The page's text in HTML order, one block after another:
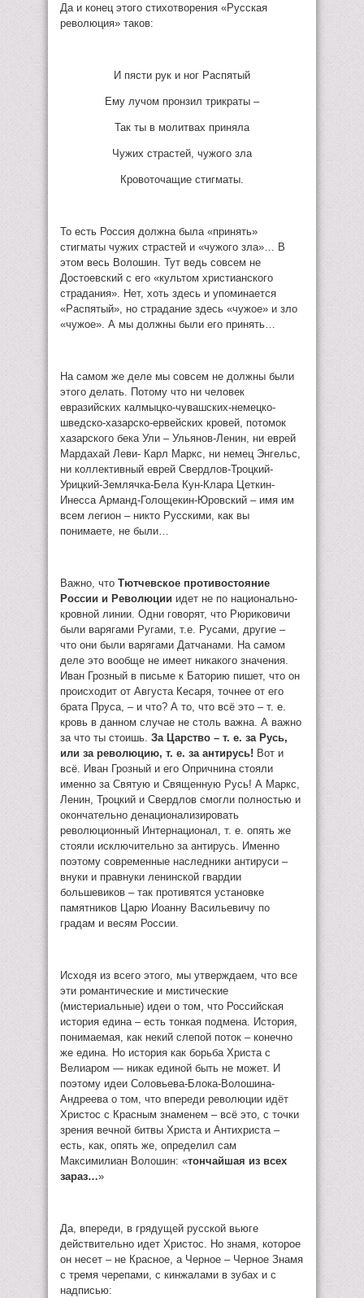
Да и конец этого стихотворения «Русская
революция» таков:
И пясти рук и ног Распятый
Ему лучом пронзил трикраты –
Так ты в молитвах приняла
Чужих страстей, чужого зла
Кровоточащие стигматы.
То есть Россия должна была «принять»
стигматы чужих страстей и «чужого зла»… В
этом весь Волошин. Тут ведь совсем не
Достоевский с его «культом христианского
страдания». Нет, хоть здесь и упоминается
«Распятый», но страдание здесь «чужое» и зло
«чужое». А мы должны были его принять…
На самом же деле мы совсем не должны были
этого делать. Потому что ни человек
евразийских калмыцко-чувашских-немецко-
шведско-хазарско-ервейских кровей, потомок
хазарского бека Ули – Ульянов-Ленин, ни еврей
Мардахай Леви- Карл Маркс, ни немец Энгельс,
ни коллективный еврей Свердлов-Троцкий-
Урицкий-Землячка-Бела Кун-Клара Цеткин-
Инесса Арманд-Голощекин-Юровский – имя им
всем легион – никто Русскими, как вы
понимаете, не были…
Важно, что Тютчевское противостояние
России и Революции идет не по национально-
кровной линии. Одни говорят, что Рюриковичи
были варягами Ругами, т.е. Русами, другие –
что они были варягами Датчанами. На самом
деле это вообще не имеет никакого значения.
Иван Грозный в письме к Баторию пишет, что он
происходит от Августа Кесаря, точнее от его
брата Пруса, – и что? А то, что всё это – т. е.
кровь в данном случае не столь важна. А важно
за что ты стоишь. За Царство – т. е. за Русь,
или за революцию, т. е. за антирусь! Вот и
всё. Иван Грозный и его Опричнина стояли
именно за Святую и Священную Русь! А Маркс,
Ленин, Троцкий и Свердлов смогли полностью и
окончательно денационализировать
революционный Интернационал, т. е. опять же
стояли исключительно за антирусь. Именно
поэтому современные наследники антируси –
внуки и правнуки ленинской гвардии
большевиков – так противятся установке
памятников Царю Иоанну Васильевичу по
градам и весям России.
Исходя из всего этого, мы утверждаем, что все
эти романтические и мистические
(мистериальные) идеи о том, что Российская
история едина – есть тонкая подмена. История,
понимаемая, как некий слепой поток – конечно
же едина. Но история как борьба Христа с
Велиаром — никак единой быть не может. И
поэтому идеи Соловьева-Блока-Волошина-
Андреева о том, что впереди революции идёт
Христос с Красным знаменем – всё это, с точки
зрения вечной битвы Христа и Антихриста –
есть, как, опять же, определил сам
Максимилиан Волошин: «тончайшая из всех
зараз…»
Да, впереди, в грядущей русской вьюге
действительно идет Христос. Но знамя, которое
он несет – не Красное, а Черное – Черное Знамя
с тремя черепами, с кинжалами в зубах и с
надписью: